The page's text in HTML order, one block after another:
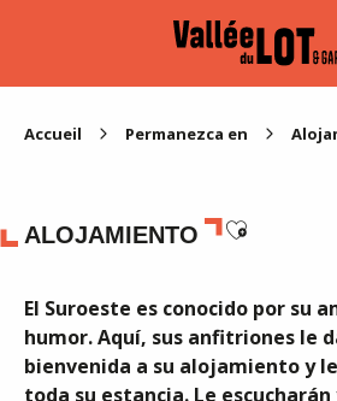
Accueil Permanezca en
ALOJAMIENTO Ajouter
El Suroeste es conocido por su
humor. Aquí, sus anfitriones le
bienvenida a su alojamiento y
toda su estancia. Le